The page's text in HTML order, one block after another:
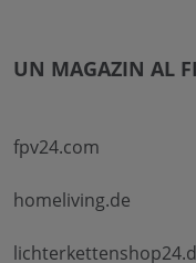
UN MAGAZIN AL
fpv24.com
homeliving.de